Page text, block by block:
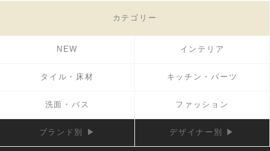
カテゴリー
NEW インテリア
タイル・床材 キッチン・パーツ
洗面・バス ファッション
ブランド別 ▶ デザイナー別 ▶